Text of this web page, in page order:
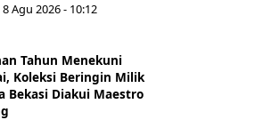
Agu 2026 - 10:12
Tahun Menekuni
Koleksi Beringin Milik
Bekasi Diakui Maestro